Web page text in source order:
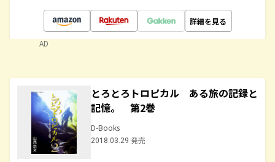
詳細を見る
AD
とろとろトロピカル ある旅の記録と
記憶。 第2巻
D-Books
2018.03.29 発売